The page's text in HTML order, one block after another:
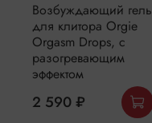
Возбуждающий гель
для клитора Orgie
Orgasm Drops, с
разогревающим
эффектом
2 590 ₽